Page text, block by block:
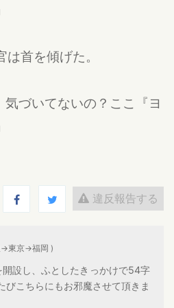
首を傾げた。
気づいてないの？ここ『ヨ
違反報告する
→東京→福岡 )
設し、ふとしたきっかけで54字
びこちらにもお邪魔させて頂きま